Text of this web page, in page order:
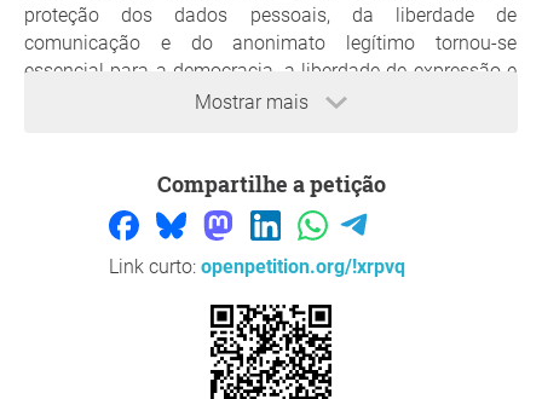
Mostrar mais
proteção dos dados pessoais, da liberdade de
comunicação e do anonimato legítimo tornou-se
essencial para a democracia, a liberdade de expressão e
a segurança dos cidadãos.
Proteger dados pessoais contra vigilância abusiva,
ciberataques e roubos de identidade;
Garantir a segurança das comunicações,
especialmente em redes públicas;
Defender a liberdade de informação e a neutralidade
Proteger jornalistas, ativistas, profissionais e
cidadãos no exercício dos seus direitos digitais.
Compartilhe a petição
Link curto: openpetition.org/!xrpvq